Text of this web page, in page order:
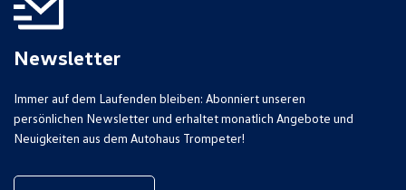
Newsletter
Immer auf dem Laufenden bleiben: Abonniert unseren
persönlichen Newsletter und erhaltet monatlich Angebote und
Neuigkeiten aus dem Autohaus Trompeter!